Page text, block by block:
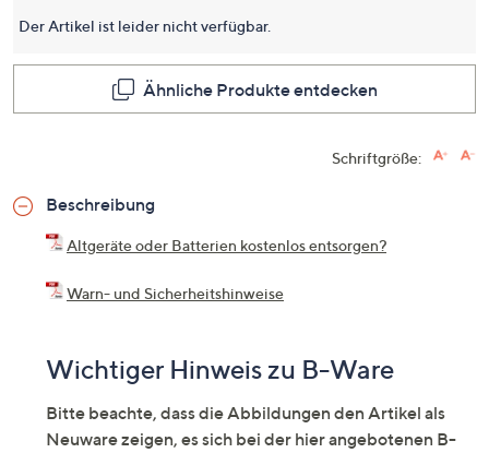
Der Artikel ist leider nicht verfügbar.
Ähnliche Produkte entdecken
Schriftgröße:
Beschreibung
Altgeräte oder Batterien kostenlos entsorgen?
Warn- und Sicherheitshinweise
Wichtiger Hinweis zu B-Ware
Bitte beachte, dass die Abbildungen den Artikel als
Neuware zeigen, es sich bei der hier angebotenen B-